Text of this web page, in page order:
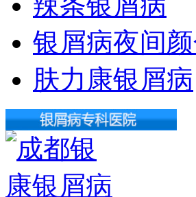
银屑病夜间
肤力康银屑病